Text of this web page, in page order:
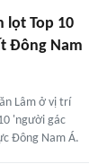
lọt Top 10
Đông Nam
Lâm ở vị trí
'người gác
Đông Nam Á.